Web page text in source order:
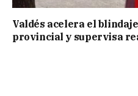
Valdés acelera el
provincial y supervisa